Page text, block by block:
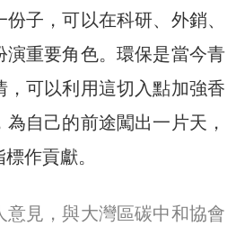
子，可以在科研、外銷、
演重要角色。環保是當今青
可以利用這切入點加強香
自己的前途闖出一片天，
作貢獻。
見，與大灣區碳中和協會